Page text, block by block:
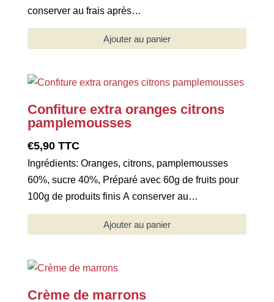
conserver au frais après…
Ajouter au panier
Confiture extra oranges citrons
pamplemousses
€5,90 TTC
Ingrédients: Oranges, citrons, pamplemousses
60%, sucre 40%, Préparé avec 60g de fruits pour
100g de produits finis A conserver au…
Ajouter au panier
Crème de marrons